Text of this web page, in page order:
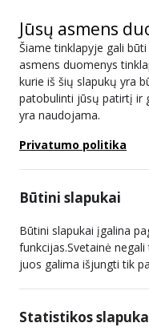
Jūsų asmens
Šiame tinklapyje gali
asmens duomenys
kurie iš šių slapukų yra
patobulinti jūsų patirtį ir
yra naudojama.
Privatumo politika
Būtini slapukai
Būtini slapukai įgalina
funkcijas.Svetainė
juos galima išjungti tik
Statistikos
Lietuvos
radijo
Paraiškų
Išsamiau